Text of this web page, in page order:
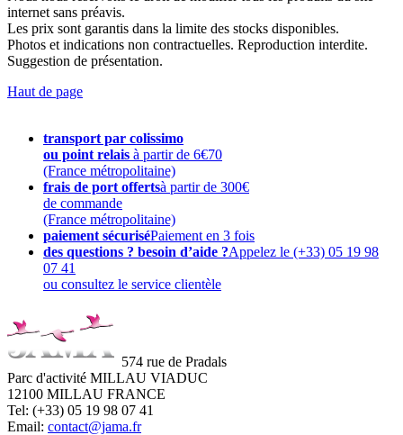
internet sans préavis.
Les prix sont garantis dans la limite des stocks disponibles.
Photos et indications non contractuelles. Reproduction interdite.
Suggestion de présentation.
Haut de page
transport par colissimo
ou point relais à partir de 6€70
(France métropolitaine)
frais de port offertsà partir de 300€
de commande
(France métropolitaine)
paiement sécuriséPaiement en 3 fois
des questions ? besoin d’aide ?Appelez le (+33) 05 19 98
07 41
ou consultez le service clientèle
574 rue de Pradals
Parc d'activité MILLAU VIADUC
12100 MILLAU FRANCE
Tel: (+33) 05 19 98 07 41
Email: contact@jama.fr